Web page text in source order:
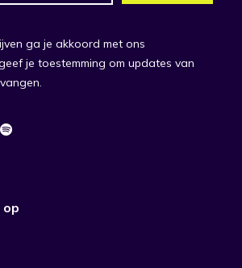
ga je akkoord met ons
je toestemming om updates van